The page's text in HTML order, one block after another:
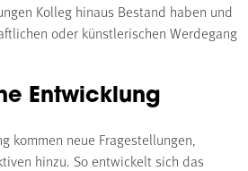
Kolleg hinaus Bestand haben und
oder künstlerischen Werdegang
Entwicklung
kommen neue Fragestellungen,
hinzu. So entwickelt sich das